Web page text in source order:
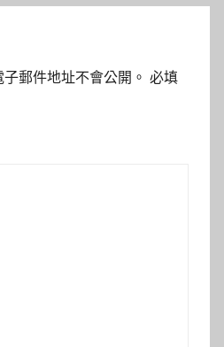
郵件地址不會公開。 必填